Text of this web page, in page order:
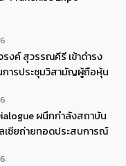
งค์ สุวรรณคีรี เข้าดำรง
การประชุมวิสามัญผู้ถือหุ้น
ผนึกกำลังสถาบัน
เซียถ่ายทอดประสบการณ์